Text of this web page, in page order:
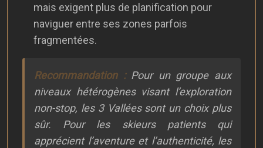
mais exigent plus de planification pour
naviguer entre ses zones parfois
fragmentées.
Recommandation :Pour un groupe aux
niveaux hétérogènes visant l’exploration
non-stop, les 3 Vallées sont un choix plus
sûr. Pour les skieurs patients qui
apprécient l’aventure et l’authenticité, les